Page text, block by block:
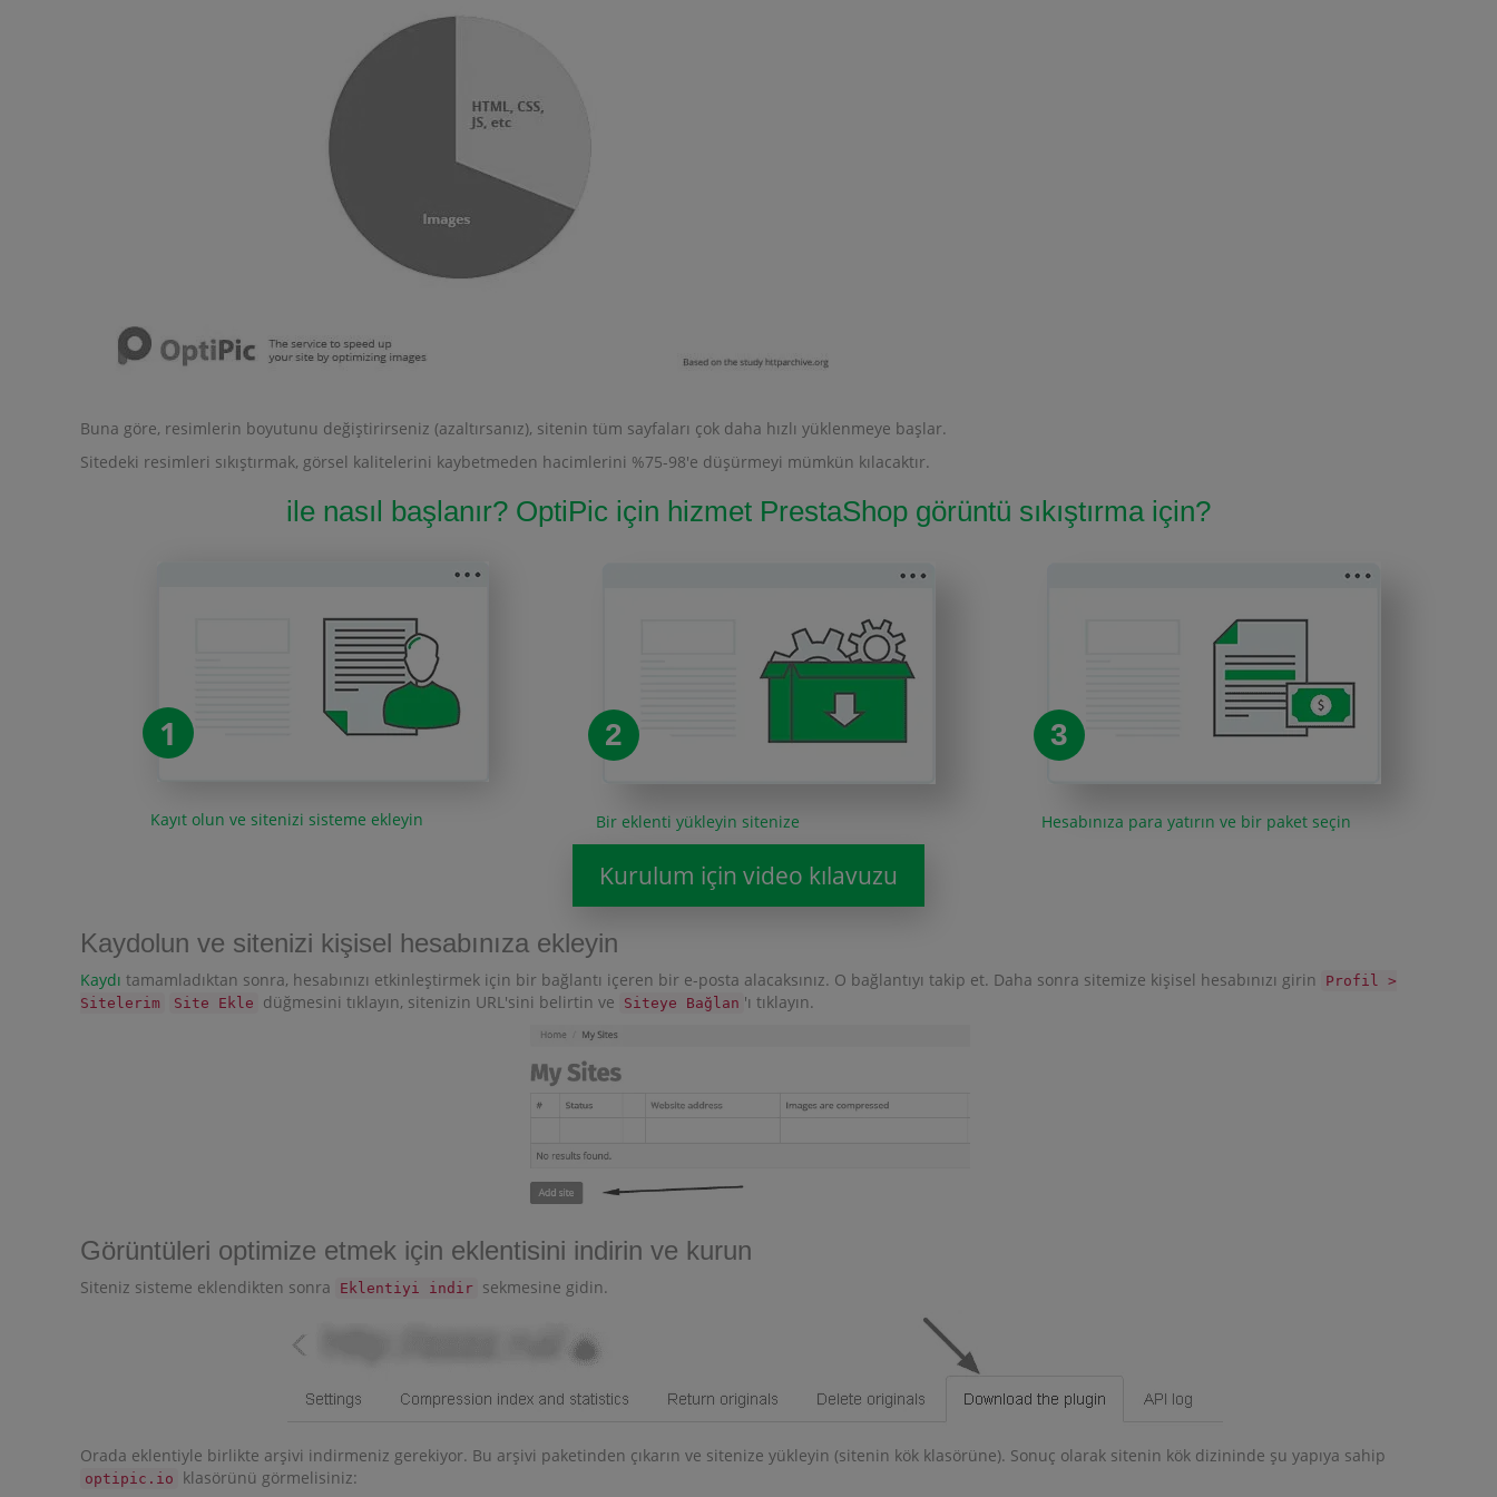
Buna göre, resimlerin boyutunu değiştirirseniz (azaltırsanız), sitenin tüm sayfaları çok daha hızlı yüklenmeye başlar.
Sitedeki resimleri sıkıştırmak, görsel kalitelerini kaybetmeden hacimlerini %75-98'e düşürmeyi mümkün kılacaktır.
ile nasıl başlanır? OptiPic için hizmet PrestaShop görüntü sıkıştırma için?
1
Kayıt olun ve sitenizi sisteme ekleyin
2
Bir eklenti yükleyin sitenize
3
Hesabınıza para yatırın ve bir paket seçin
Kurulum için video kılavuzu
Kaydolun ve sitenizi kişisel hesabınıza ekleyin
Kaydı tamamladıktan sonra, hesabınızı etkinleştirmek için bir bağlantı içeren bir e-posta alacaksınız. O bağlantıyı takip et. Daha sonra sitemize kişisel hesabınızı girin
Profil >
Sitelerim
Site Ekle düğmesini tıklayın, sitenizin URL'sini belirtin ve Siteye Bağlan 'ı tıklayın.
Görüntüleri optimize etmek için eklentisini indirin ve kurun
Siteniz sisteme eklendikten sonra Eklentiyi indir sekmesine gidin.
Orada eklentiyle birlikte arşivi indirmeniz gerekiyor. Bu arşivi paketinden çıkarın ve sitenize yükleyin (sitenin kök klasörüne). Sonuç olarak sitenin kök dizininde şu yapıya sahip
optipic.io klasörünü görmelisiniz: